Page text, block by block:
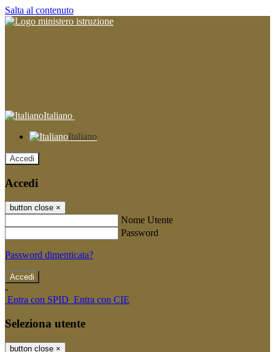
Salta al contenuto
Italiano
Italiano
Accedi
Accedi
button close ×
Nome Utente
Password
Password dimenticata?
-
Entra con SPID Entra con CIE
Seleziona utente
button close ×